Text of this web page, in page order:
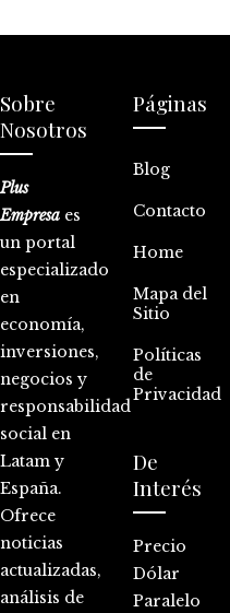
Sobre
Nosotros
Plus
Empresa es
un portal
especializado
en
economía,
inversiones,
negocios y
responsabilidad
social en
Latam y
España.
Ofrece
noticias
actualizadas,
análisis de
Páginas
Blog
Contacto
Home
Mapa del
Sitio
Políticas
de
Privacidad
De
Interés
Precio
Dólar
Paralelo